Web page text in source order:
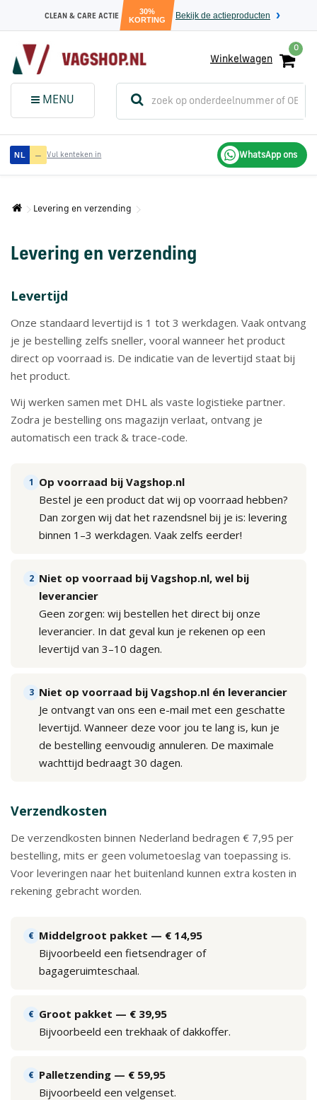
CLEAN & CARE ACTIE
30%
KORTING
Bekijk de actieproducten
0
Winkelwagen
MENU
Menu (Sluit dit
menuvenster)
Audi
onderdelen
Volkswagen
onderdelen
onderdelen
Kunnen
Stel
vraag
via
WhatsApp
Stuur
een
Handige
links
Bestellen
en
betalen
Levering
verzending
Retourinformatie
NL — Vul kenteken in WhatsApp ons
Levering en verzending
Levering en verzending
Levertijd
Onze standaard levertijd is 1 tot 3 werkdagen. Vaak ontvang
je je bestelling zelfs sneller, vooral wanneer het product
direct op voorraad is. De indicatie van de levertijd staat bij
het product.
Wij werken samen met DHL als vaste logistieke partner.
Zodra je bestelling ons magazijn verlaat, ontvang je
automatisch een track & trace-code.
1 Op voorraad bij Vagshop.nl
Bestel je een product dat wij op voorraad hebben?
Dan zorgen wij dat het razendsnel bij je is: levering
binnen 1–3 werkdagen. Vaak zelfs eerder!
2 Niet op voorraad bij Vagshop.nl, wel bij
leverancier
Geen zorgen: wij bestellen het direct bij onze
leverancier. In dat geval kun je rekenen op een
levertijd van 3–10 dagen.
3 Niet op voorraad bij Vagshop.nl én leverancier
Je ontvangt van ons een e-mail met een geschatte
levertijd. Wanneer deze voor jou te lang is, kun je
de bestelling eenvoudig annuleren. De maximale
wachttijd bedraagt 30 dagen.
Verzendkosten
De verzendkosten binnen Nederland bedragen € 7,95 per
bestelling, mits er geen volumetoeslag van toepassing is.
Voor leveringen naar het buitenland kunnen extra kosten in
rekening gebracht worden.
€ Middelgroot pakket — € 14,95
Bijvoorbeeld een fietsendrager of
bagageruimteschaal.
€ Groot pakket — € 39,95
Bijvoorbeeld een trekhaak of dakkoffer.
€ Palletzending — € 59,95
Bijvoorbeeld een velgenset.